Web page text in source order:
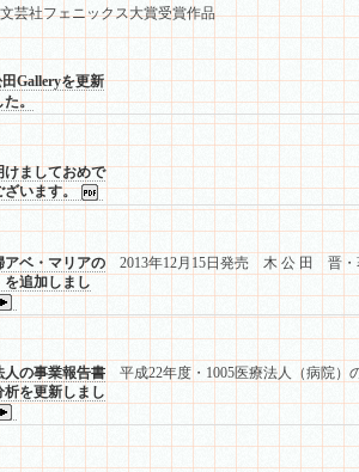
文芸社フェニックス大賞受賞作品
Galleryを更新
た。
けましておめで
ざいます。
アベ・マリアの
を追加しまし
2013年12月15日発売 木 公 田 晋・
人の事業報告書
析を更新しまし
平成22年度・1005医療法人（病院）